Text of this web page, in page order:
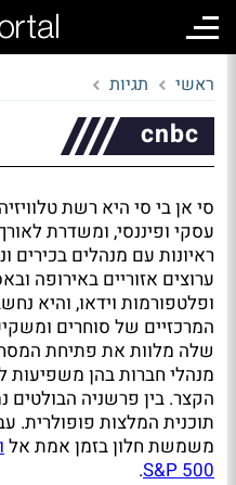
ראשי תגיות
cnbc
סי אן בי סי היא רשת
עסקי ופיננסי, ומשדרת
ראיונות עם מנהלים
ערוצים אזוריים באירופה
ופלטפורמות וידאו, והיא
המרכזיים של סוחרים
שלה מלוות את פתיחת
מנהלי חברות בהן משפיעות
הקצר. בין פרשניה הבולטים
תוכנית המלצות פופולרית.
משמשת חלון בזמן אמת אל
S&P 500
.